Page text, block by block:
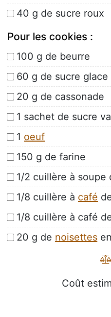
40 g de sucre roux
Pour les cookies :
100 g de beurre
60 g de sucre glace
20 g de cassonade
1 sachet de sucre
1 oeuf
150 g de farine
1/2 cuillère à soupe
1/8 cuillère à café
1/8 cuillère à café
20 g de noisettes
Coût